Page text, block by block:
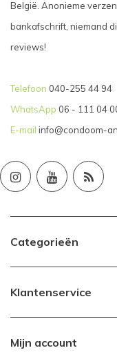
België. Anonieme
bankafschrift, niemand
reviews!
Telefoon 040-255 44 94
WhatsApp 06 - 111 04
E-mail info@condoom-
Categorieën
Klantenservice
Mijn account